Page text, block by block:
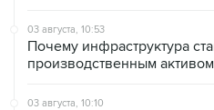
03 августа, 10:53
Почему инфраструктура
производственным
03 августа, 10:10